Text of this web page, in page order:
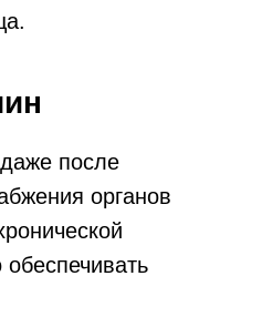
после
органов